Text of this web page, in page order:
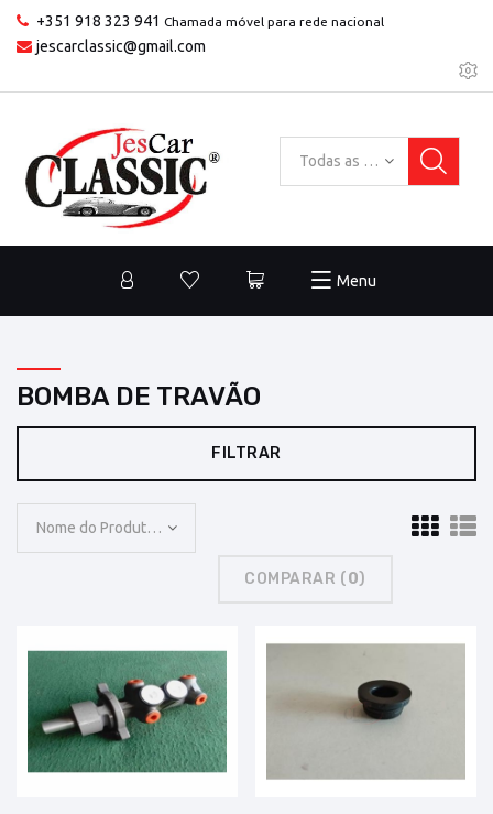
+351 918 323 941 Chamada móvel para rede nacional
jescarclassic@gmail.com
Todas as categorias
Menu
BOMBA DE TRAVÃO
FILTRAR
Nome do Produto: A a Z
COMPARAR (0)